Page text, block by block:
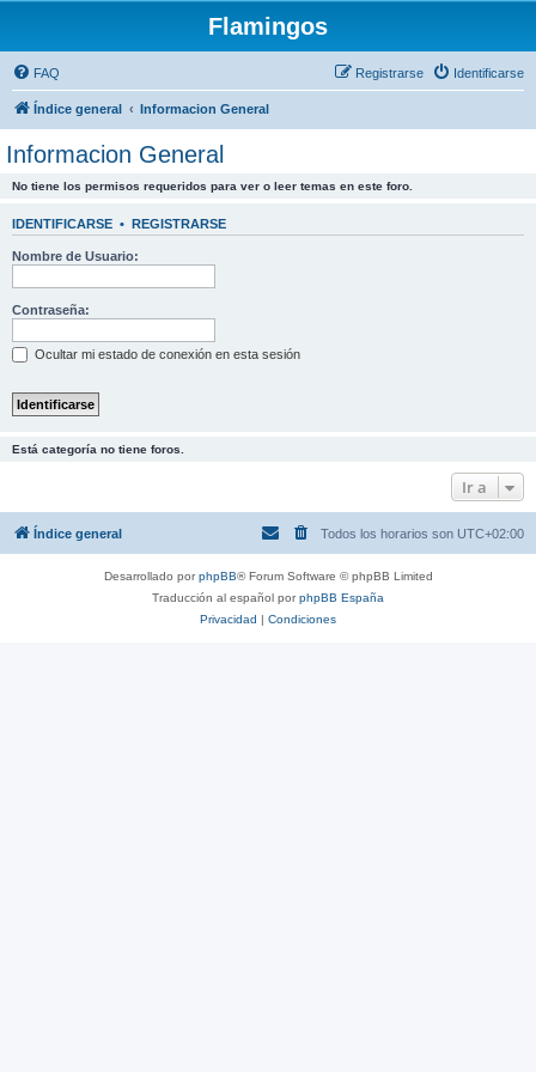
Flamingos
FAQ Identificarse
Registrarse
Índice general Informacion General
Informacion General
No tiene los permisos requeridos para ver o leer temas en este foro.
IDENTIFICARSE • REGISTRARSE
Nombre de Usuario:
Contraseña:
Ocultar mi estado de conexión en esta sesión
Está categoría no tiene foros.
Ir a
Índice general Todos los horarios son UTC+02:00
Desarrollado porphpBB® Forum Software © phpBB Limited
Traducción al español porphpBB España
Privacidad | Condiciones